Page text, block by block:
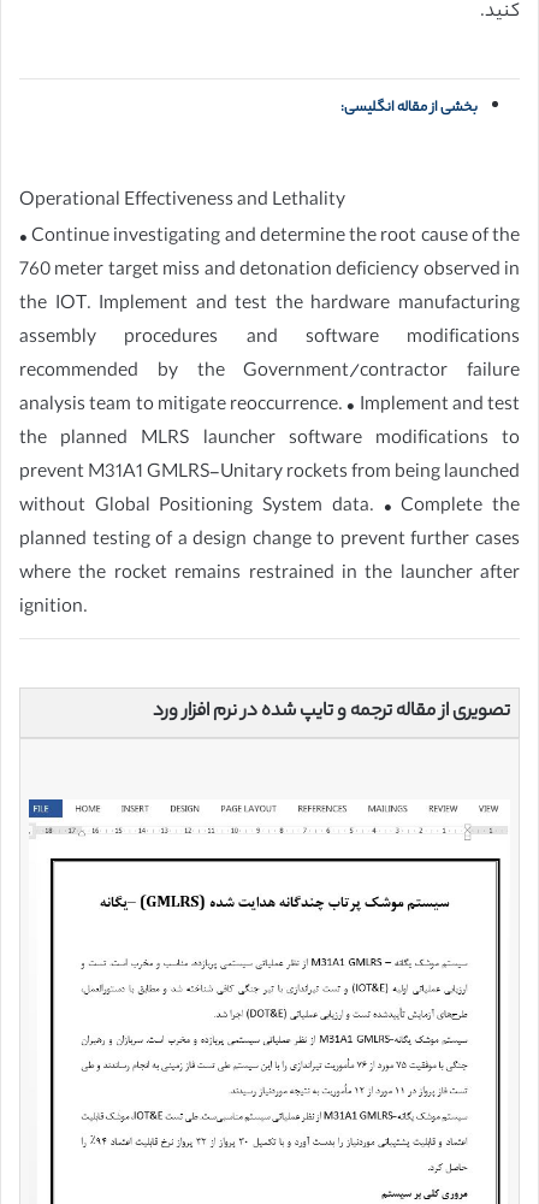
کنید.
بخشی از مقاله انگلیسی:
Operational Effectiveness and Lethality
• Continue investigating and determine the root cause of the
760 meter target miss and detonation deficiency observed in
the IOT. Implement and test the hardware manufacturing
assembly procedures and software modifications
recommended by the Government/contractor failure
analysis team to mitigate reoccurrence. • Implement and test
the planned MLRS launcher software modifications to
prevent M31A1 GMLRS-Unitary rockets from being launched
without Global Positioning System data. • Complete the
planned testing of a design change to prevent further cases
where the rocket remains restrained in the launcher after
ignition.
تصویری از مقاله ترجمه و تایپ شده در نرم افزار ورد